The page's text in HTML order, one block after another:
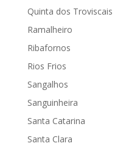
Quinta dos Troviscais
Ramalheiro
Ribafornos
Rios Frios
Sangalhos
Sanguinheira
Santa Catarina
Santa Clara